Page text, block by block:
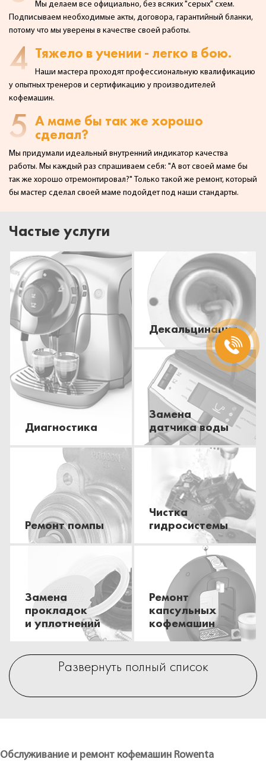
Мы делаем все официально, без всяких "серых" схем.
Подписываем необходимые акты, договора, гарантийный бланки,
потому что мы уверены в качестве своей работы.
4 Тяжело в учении - легко в бою.
Наши мастера проходят профессиональную квалификацию
у опытных тренеров и сертификацию у производителей
кофемашин.
5 А маме бы так же хорошо
сделал?
Мы придумали идеальный внутренний индикатор качества
работы. Мы каждый раз спрашиваем себя: "А вот своей маме бы
так же хорошо отремонтировал?" Только такой же ремонт, который
бы мастер сделал своей маме подойдет под наши стандарты.
Частые услуги
Диагностика
Декальцинация
Замена
датчика воды
Ремонт помпы
Чистка
гидросистемы
Замена
прокладок
и уплотнений
Ремонт
капсульных
кофемашин
Развернуть полный список
Обслуживание и ремонт кофемашин Rowenta